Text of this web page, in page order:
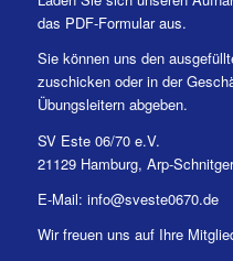
das PDF-Formular aus.
Sie können uns den
zuschicken oder in der
Übungsleitern abgeben.
SV Este 06/70 e.V.
21129 Hamburg, Arp-
E-Mail: info@sveste0670.de
Wir freuen uns auf Ihre